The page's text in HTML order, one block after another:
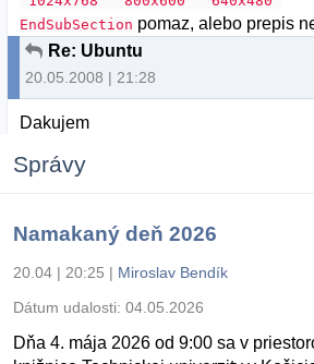
EndSubSection pomaz, alebo prepis
Re: Ubuntu
20.05.2008 | 21:28
Dakujem
Správy
Namakaný deň 2026
20.04 | 20:25 | Miroslav Bendík
Dátum udalosti: 04.05.2026
Dňa 4. mája 2026 od 9:00 sa v